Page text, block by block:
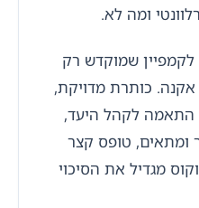
ומה לא.
שמוקדש רק
כותרת מדויקת,
התאמה לקהל היעד,
ומתאים, טופס קצר
מגדיל את הסיכוי